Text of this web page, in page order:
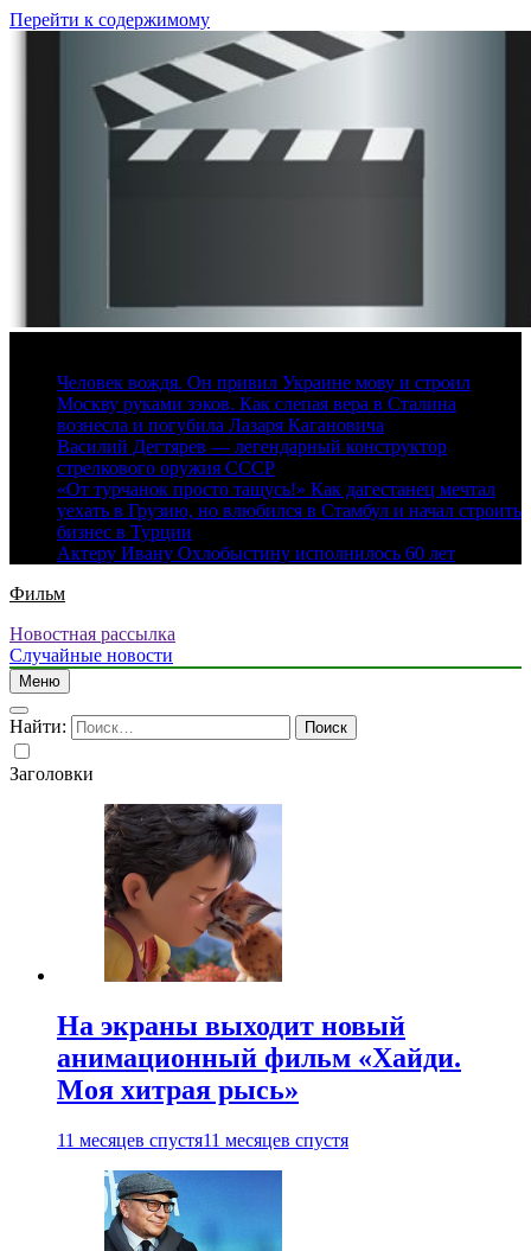
Перейти к содержимому
Человек вождя. Он привил Украине мову и строил
Москву руками зэков. Как слепая вера в Сталина
вознесла и погубила Лазаря Кагановича
Василий Дегтярев — легендарный конструктор
стрелкового оружия СССР
«От турчанок просто тащусь!» Как дагестанец мечтал
уехать в Грузию, но влюбился в Стамбул и начал строить
бизнес в Турции
Актеру Ивану Охлобыстину исполнилось 60 лет
Фильм
Новостная рассылка
Случайные новости
Меню
Найти:
Заголовки
На экраны выходит новый
анимационный фильм «Хайди.
Моя хитрая рысь»
11 месяцев спустя11 месяцев спустя